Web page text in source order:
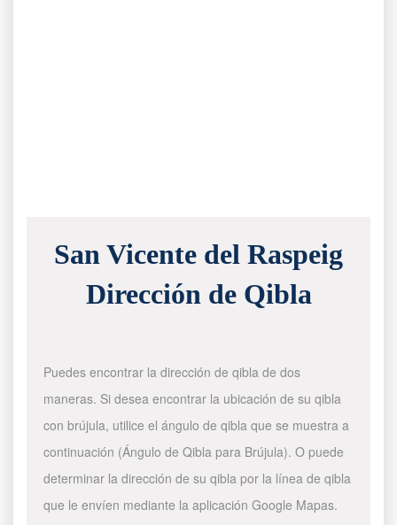
San Vicente del Raspeig
Dirección de Qibla
Puedes encontrar la dirección de qibla de dos
maneras. Si desea encontrar la ubicación de su qibla
con brújula, utilice el ángulo de qibla que se muestra a
continuación (Ángulo de Qibla para Brújula). O puede
determinar la dirección de su qibla por la línea de qibla
que le envíen mediante la aplicación Google Mapas.